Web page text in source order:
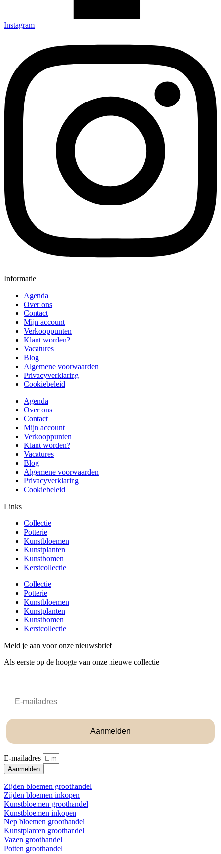
Instagram
Informatie
Agenda
Over ons
Contact
Mijn account
Verkooppunten
Klant worden?
Vacatures
Blog
Algemene voorwaarden
Privacyverklaring
Cookiebeleid
Agenda
Over ons
Contact
Mijn account
Verkooppunten
Klant worden?
Vacatures
Blog
Algemene voorwaarden
Privacyverklaring
Cookiebeleid
Links
Collectie
Potterie
Kunstbloemen
Kunstplanten
Kunstbomen
Kerstcollectie
Collectie
Potterie
Kunstbloemen
Kunstplanten
Kunstbomen
Kerstcollectie
Meld je aan voor onze nieuwsbrief
Als eerste op de hoogte van onze nieuwe collectie
Aanmelden
E-mailadres
Aanmelden
Zijden bloemen groothandel
Zijden bloemen inkopen
Kunstbloemen groothandel
Kunstbloemen inkopen
Nep bloemen groothandel
Kunstplanten groothandel
Vazen groothandel
Potten groothandel